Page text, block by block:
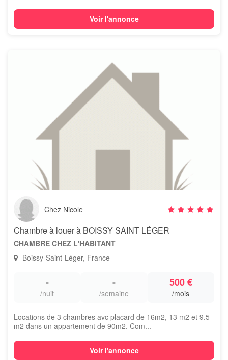
Voir l'annonce
Chez Nicole
Chambre à louer à BOISSY SAINT LÉGER
CHAMBRE CHEZ L'HABITANT
Boissy-Saint-Léger, France
-
/nuit
-
/semaine
500 €
/mois
Locations de 3 chambres avc placard de 16m2, 13 m2 et 9.5
m2 dans un appartement de 90m2. Com...
Voir l'annonce